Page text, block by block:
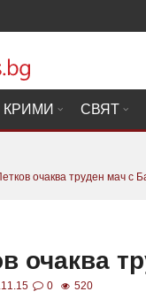
КРИМИ СВЯТ
очаква труден мач с
очаква
0 520